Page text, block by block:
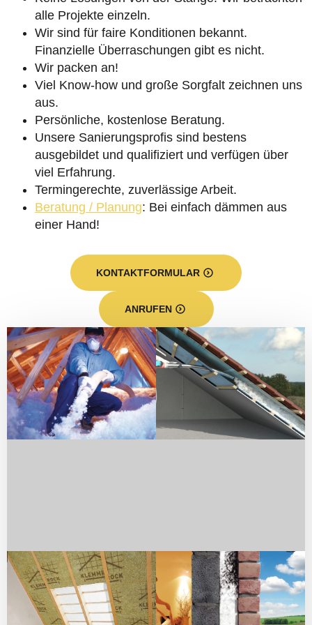
alle Projekte einzeln.
Wir sind für faire Konditionen bekannt.
Finanzielle Überraschungen gibt es nicht.
Wir packen an!
Viel Know-how und große Sorgfalt zeichnen uns
aus.
Persönliche, kostenlose Beratung.
Unsere Sanierungsprofis sind bestens
ausgebildet und qualifiziert und verfügen über
viel Erfahrung.
Termingerechte, zuverlässige Arbeit.
Beratung / Planung: Bei einfach dämmen aus
einer Hand!
KONTAKTFORMULAR
ANRUFEN